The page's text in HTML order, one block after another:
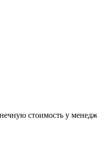
стоимость у